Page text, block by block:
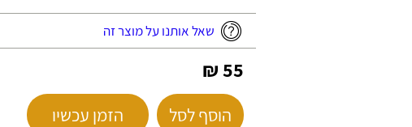
שאל אותנו על מוצר זה
55 ₪
הוסף לסל הזמן עכשיו